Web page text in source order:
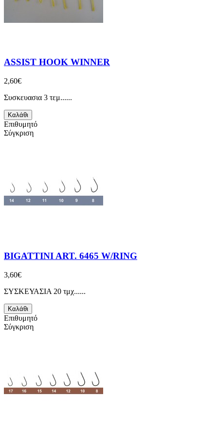
ASSIST HOOK WINNER
2,60€
Συσκευασια 3 τεμ......
Καλάθι
Επιθυμητό
Σύγκριση
BIGATTINI ART. 6465 W/RING
3,60€
ΣΥΣΚΕΥΑΣΙΑ 20 τμχ......
Καλάθι
Επιθυμητό
Σύγκριση